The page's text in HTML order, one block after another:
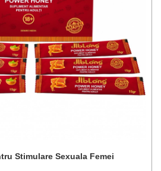
Stimulare Sexuala Femei